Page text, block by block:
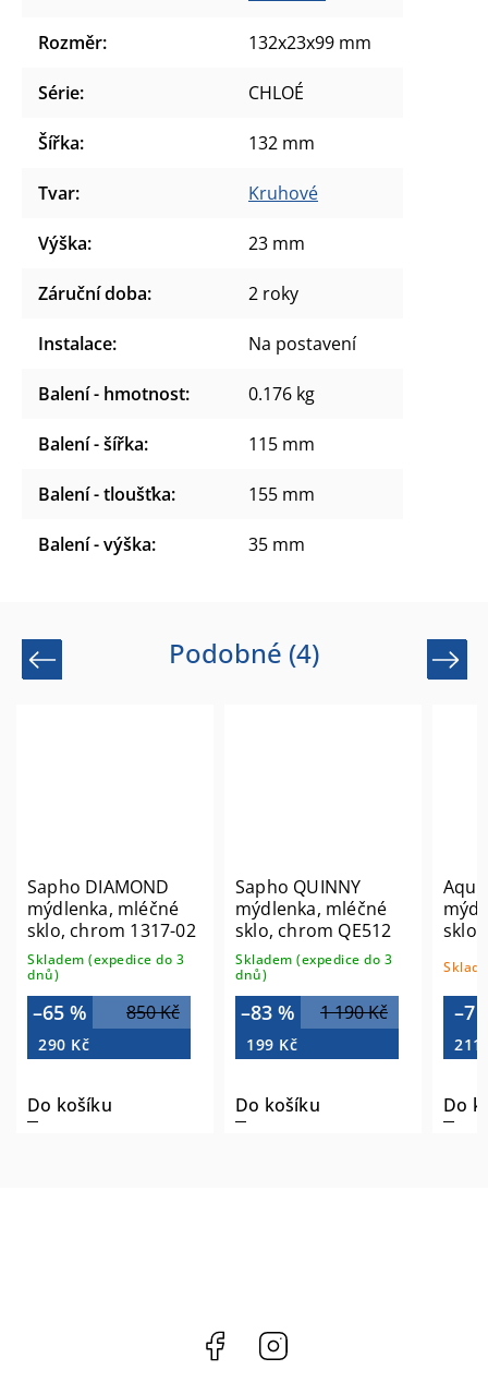
Rozměr: 132x23x99 mm
Série: CHLOÉ
Šířka: 132 mm
Tvar: Kruhové
Výška: 23 mm
Záruční doba: 2 roky
Instalace: Na postavení
Balení - hmotnost: 0.176 kg
Balení - šířka: 115 mm
Balení - tloušťka: 155 mm
Balení - výška: 35 mm
Podobné (4)
Previous
Sapho DIAMOND
mýdlenka, mléčné
sklo, chrom 1317-02
Skladem (expedice do 3
dnů)
850 Kč
–65 %
290 Kč
Do košíku
Sapho QUINNY
mýdlenka, mléčné
sklo, chrom QE512
Skladem (expedice do 3
dnů)
1 190 Kč
–83 %
199 Kč
Do košíku
sklo,
–7
211
Do
Next
Facebook